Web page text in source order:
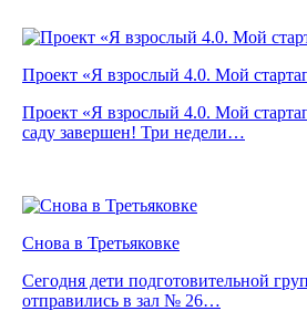
Проект «Я взрослый 4.0. Мой
Проект «Я взрослый 4.0. Мой
саду завершен! Три недели…
Снова в Третьяковке
Сегодня дети подготовительной
отправились в зал № 26…